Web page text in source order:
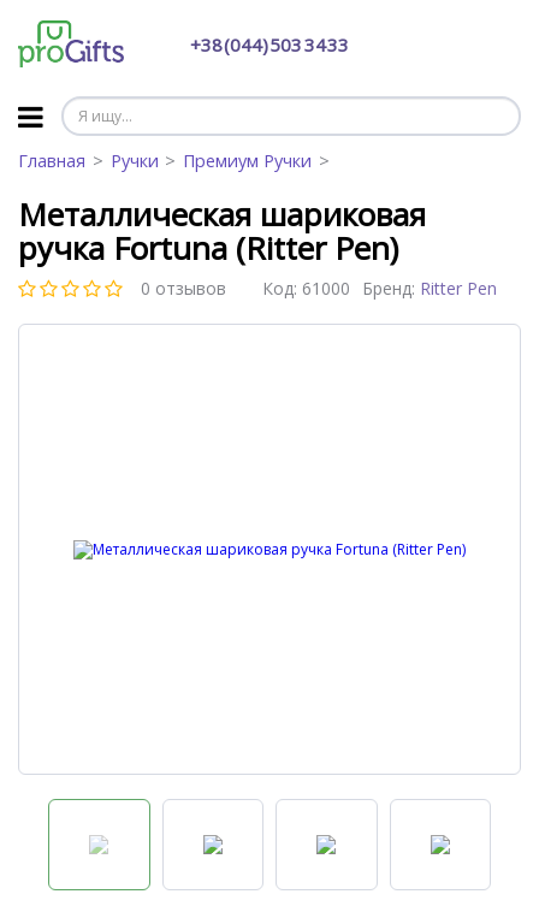
+38 (044) 503 34 33
Главная Ручки Премиум Ручки
Металлическая шариковая
ручка Fortuna (Ritter Pen)
0 отзывов Бренд: Ritter Pen
Код: 61000